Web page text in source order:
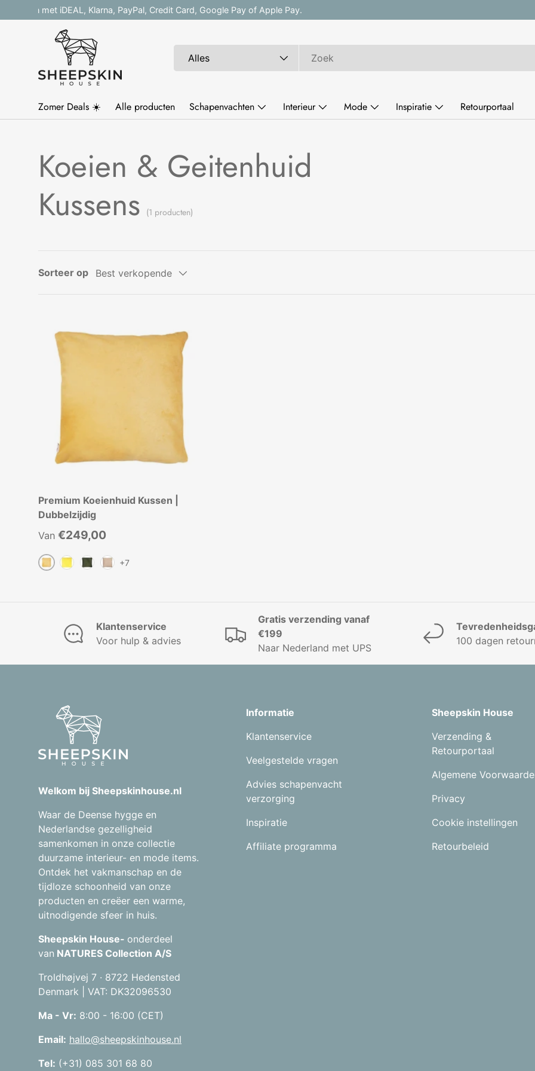
Ga naar inhoud
Makkelijk betalen met iDEAL, Klarna, PayPal, Credit Card, Google Pay of Apple Pay.
Alles
Zomer Deals ☀️ Alle producten Schapenvachten Interieur Mode Inspiratie Retourportaal
Koeien & Geitenhuid
Kussens (1 producten)
Sorteer op Best verkopende
Premium Koeienhuid Kussen |
Dubbelzijdig
Reguliere prijs
Van €249,00
Mosterdgeel
Geel Kaki Groen
Beige
+7
Klantenservice
Voor hulp & advies
Gratis verzending vanaf
€199
Naar Nederland met UPS
100 dagen
Welkom bij Sheepskinhouse.nl
Waar de Deense hygge en
Nederlandse gezelligheid
samenkomen in onze collectie
duurzame interieur- en mode items.
Ontdek het vakmanschap en de
tijdloze schoonheid van onze
producten en creëer een warme,
uitnodigende sfeer in huis.
Sheepskin House- onderdeel
van NATURES Collection A/S
Troldhøjvej 7 · 8722 Hedensted
Denmark | VAT: DK32096530
Ma - Vr: 8:00 - 16:00 (CET)
Email: hallo@sheepskinhouse.nl
Tel: (+31) 085 301 68 80
Informatie
Klantenservice
Veelgestelde vragen
Advies schapenvacht
verzorging
Inspiratie
Affiliate programma
Sheepskin House
Verzending &
Retourportaal
Algemene
Privacy
Cookie instellingen
Retourbeleid